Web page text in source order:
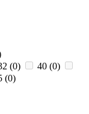
(0) 40 (0)
(0)